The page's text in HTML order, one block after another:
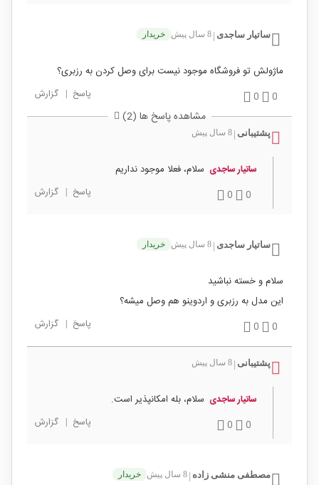
ساتیار ساجدی | 8 سال پیش خریدار
ماژولش تو فروشگاه موجود نیست برای وصل کردن به رزبری؟
0
0 پاسخ | گزارش
مشاهده پاسخ ها (2)
پشتیبانی | 8 سال پیش
ساتیار ساجدی سلام، فعلا موجود نداریم
0
0 پاسخ | گزارش
ساتیار ساجدی | 8 سال پیش خریدار
سلام و خسته نباشید
این مدل به رزبری و اردوینو هم وصل میشه؟
0
0 پاسخ | گزارش
پشتیبانی | 8 سال پیش
ساتیار ساجدی سلام، بله امکانپذیر است.
0
0 پاسخ | گزارش
مصطفی منشی زاده | 8 سال پیش خریدار